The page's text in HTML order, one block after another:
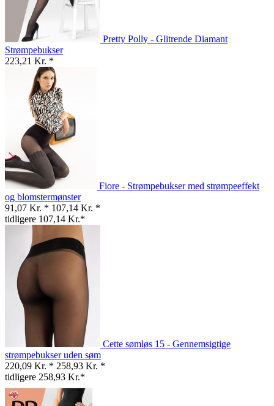
Pretty Polly - Glitrende Diamant
Strømpebukser
223,21 Kr. *
Fiore - Strømpebukser med strømpeeffekt
og blomstermønster
91,07 Kr. * 107,14 Kr. *
tidligere 107,14 Kr.*
Cette sømløs 15 - Gennemsigtige
strømpebukser uden søm
220,09 Kr. * 258,93 Kr. *
tidligere 258,93 Kr.*